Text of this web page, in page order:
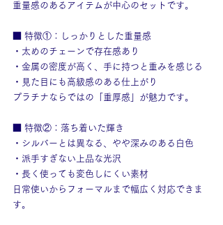
重量感のあるアイテムが中心のセットです。
■ 特徴①：しっかりとした重量感
・太めのチェーンで存在感あり
・金属の密度が高く、手に持つと重みを感じる
・見た目にも高級感のある仕上がり
プラチナならではの「重厚感」が魅力です。
■ 特徴②：落ち着いた輝き
・シルバーとは異なる、やや深みのある白色
・派手すぎない上品な光沢
・長く使っても変色しにくい素材
日常使いからフォーマルまで幅広く対応できま
す。